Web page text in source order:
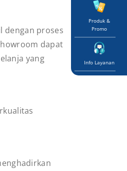
Produk &
Promo
Info Layanan
dengan proses
dapat
yang